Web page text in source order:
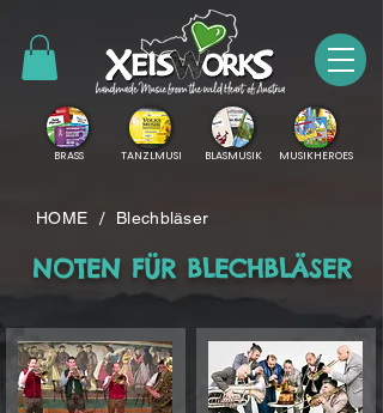
BRASS TANZLMUSI BLASMUSIK MUSIKHEROES
HOME / Blechbläser
NOTEN FÜR BLECHBLÄSER